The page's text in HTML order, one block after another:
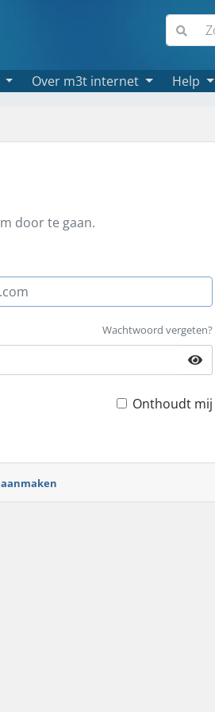
Over m3t internet Help
door te gaan.
Wachtwoord vergeten?
Onthoudt mij